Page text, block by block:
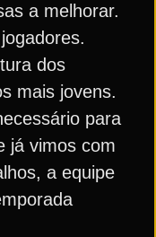
a melhorar.
dos
mais jovens.
para
já vimos com
a equipe